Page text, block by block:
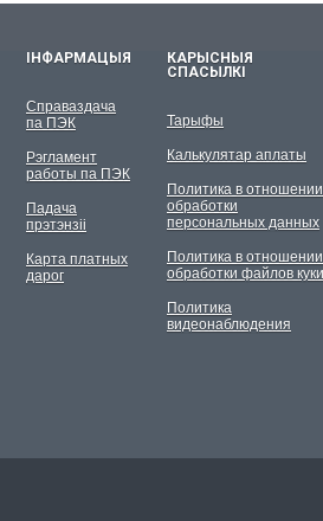
ІНФАРМАЦЫЯ
Справаздача
па ПЭК
Рэгламент
работы па ПЭК
Падача
прэтэнзіі
Карта платных
дарог
КАРЫСНЫЯ
СПАСЫЛКІ
Тарыфы
Калькулятар аплаты
Политика в отношении
обработки
персональных данных
Политика в отношении
обработки файлов куки
Политика
видеонаблюдения